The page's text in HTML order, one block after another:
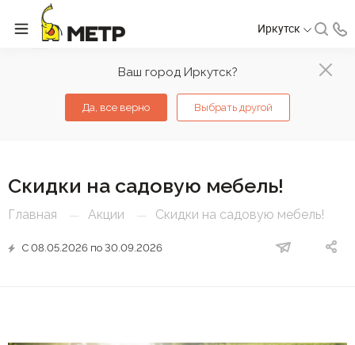
Ваш город Иркутск?
Да, все верно Выбрать другой
Иркутск
Скидки на садовую мебель!
Главная — Акции — Скидки на садовую мебель!
С 08.05.2026 по 30.09.2026